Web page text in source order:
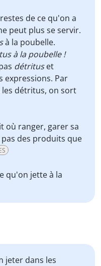
de ce qu'on a
peut plus se servir.
à la poubelle.
à la poubelle !
détrituset
expressions. Par
les détritus, on sort
où ranger, garer sa
des produits que
qu'on jette à la
jeter dans les